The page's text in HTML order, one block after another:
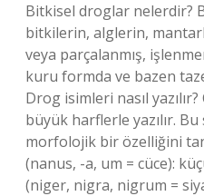
Bitkisel droglar nelerdir?
bitkilerin, alglerin,
veya parçalanmış,
kuru formda ve bazen
Drog isimleri nasıl
büyük harflerle yazılır.
morfolojik bir özelliğini
(nanus, -a, um = cüce):
(niger, nigra, nigrum =